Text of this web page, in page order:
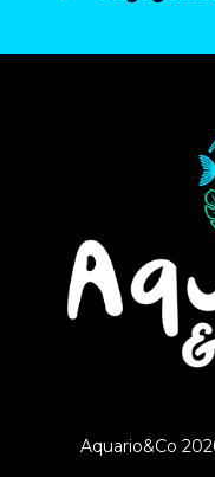
Aquario&Co